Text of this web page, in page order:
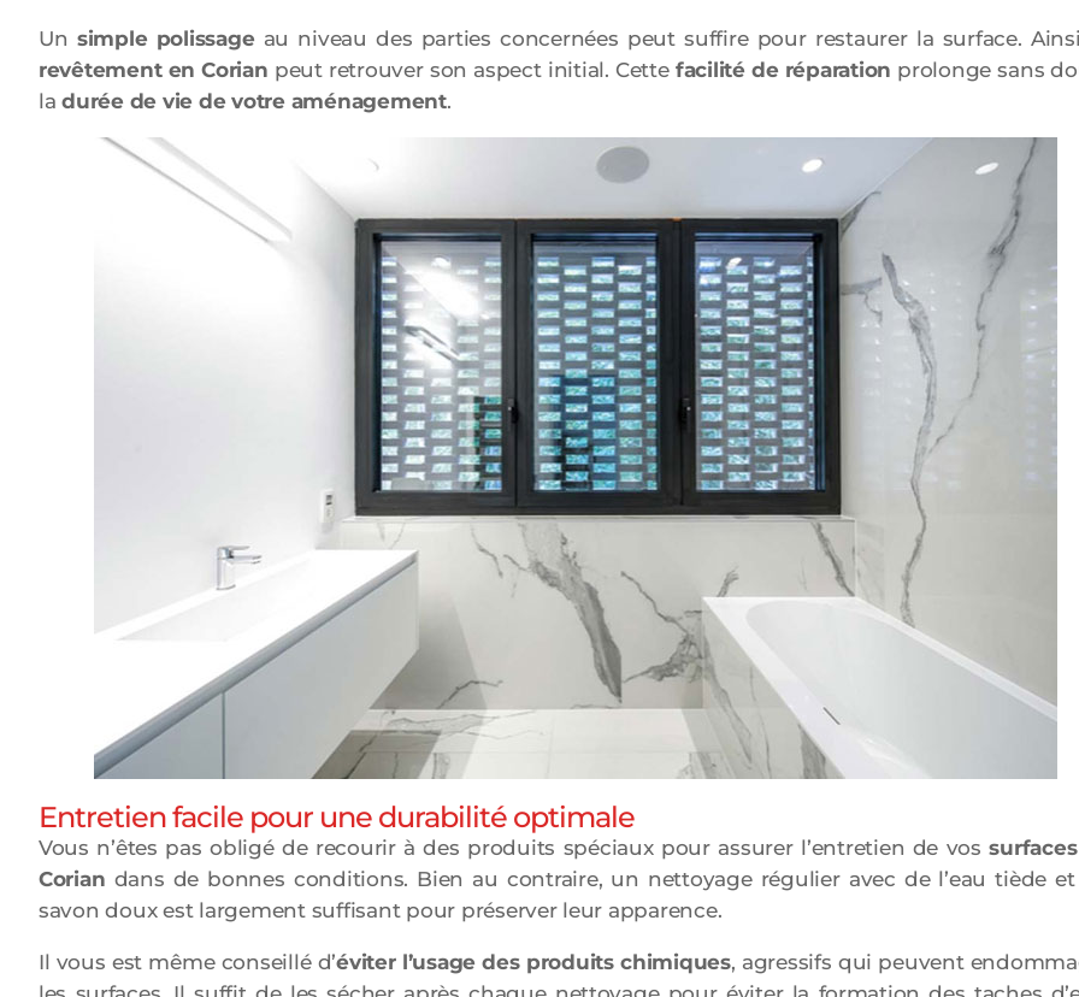
Un simple polissageau niveau des parties concernées peut suffire pour restaurer la surface.
revêtement en Corian peut retrouver son aspect initial. Cette facilité de réparation prolonge sans
ladurée de vie de votre aménagement.
Entretien facile pour une durabilité optimale
Vous n’êtes pas obligé de recourir à des produits spéciaux pour assurer l’entretien de vos
Corian dans de bonnes conditions. Bien au contraire, un nettoyage régulier avec de l’eau tiède
savon doux est largement suffisant pour préserver leur apparence.
Il vous est même conseillé d’éviter l’usage des produits chimiques, agressifs qui peuvent